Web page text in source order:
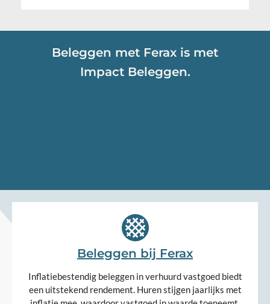
Beleggen met Ferax is met
Impact Beleggen.
Beleggen bij Ferax
Inflatiebestendig beleggen in verhuurd vastgoed biedt
een uitstekend rendement. Huren stijgen jaarlijks met